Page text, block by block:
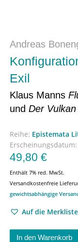
Andreas
Exil
Klaus Manns
und Der Vulkan
Reihe: Epistemata
Erscheinungsdatum:
49,80 €
Enthält 7% red. MwSt.
Versandkostenfreie
gewichtsabhängige
Auf die Merkliste
In den Warenkorb